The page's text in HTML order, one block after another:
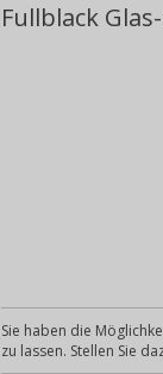
Fullblack
Sie haben die
zu lassen. Stellen Sie